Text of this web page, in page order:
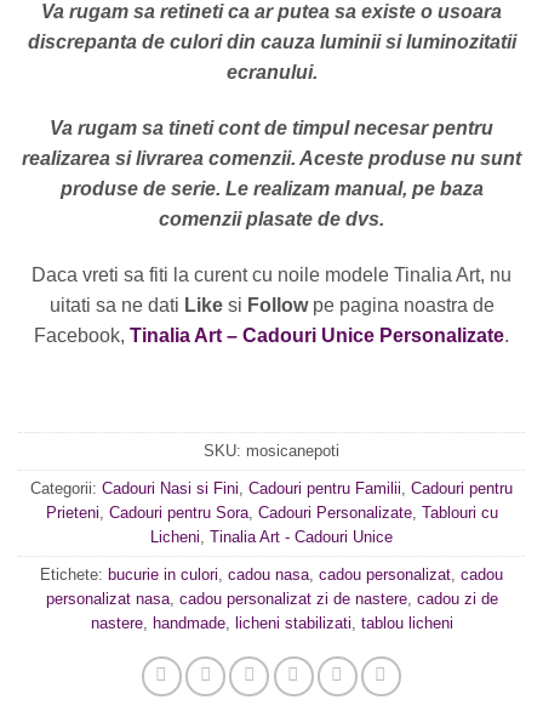
Va rugam sa retineti ca ar putea sa existe o usoara
discrepanta de culori din cauza luminii si luminozitatii
ecranului.
Va rugam sa tineti cont de timpul necesar pentru
realizarea si livrarea comenzii. Aceste produse nu sunt
produse de serie. Le realizam manual, pe baza
comenzii plasate de dvs.
Daca vreti sa fiti la curent cu noile modele Tinalia Art, nu
uitati sa ne dati Likesi Followpe pagina noastra de
Facebook, Tinalia Art – Cadouri Unice Personalizate.
SKU: mosicanepoti
Categorii: Cadouri Nasi si Fini Cadouri pentru Familii Cadouri pentru
Prieteni Cadouri pentru Sora, Cadouri Personalizate, Tablouri cu
Licheni Tinalia Art - Cadouri Unice
Etichete: bucurie in culori cadou nasa cadou personalizat cadou
personalizat nasa, cadou personalizat zi de nastere, cadou zi de
nastere, handmade, licheni stabilizati tablou licheni